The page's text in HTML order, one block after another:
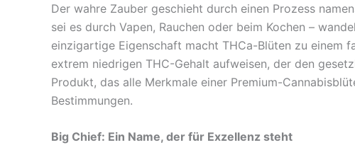
Der wahre Zauber geschieht durch einen Prozess
sei es durch Vapen, Rauchen oder beim Kochen –
einzigartige Eigenschaft macht THCa-Blüten zu einem
extrem niedrigen THC-Gehalt aufweisen, der den
Produkt, das alle Merkmale einer Premium-
Bestimmungen.
Big Chief: Ein Name, der für Exzellenz steht